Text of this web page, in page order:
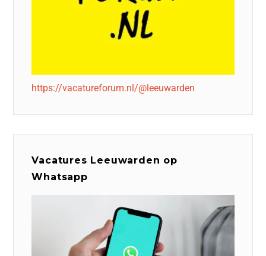
https://vacatureforum.nl/@leeuwarden
Vacatures Leeuwarden op
Whatsapp